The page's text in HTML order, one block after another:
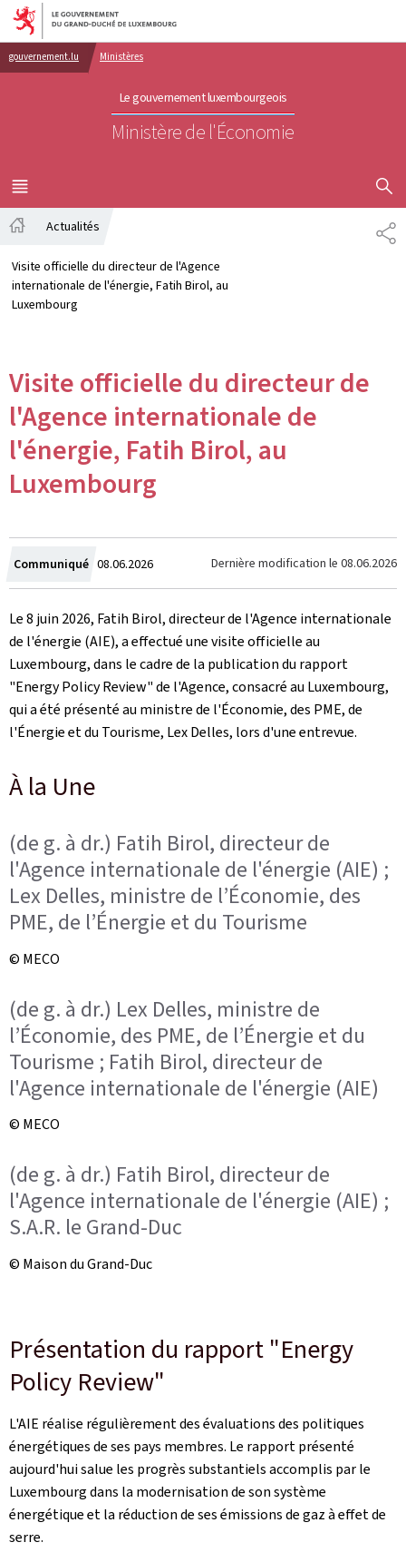
Aller au menu principal
Aller au contenu
gouvernement.lu Ministères
Le gouvernement luxembourgeois
Ministère de l'Économie
MENU
PRINCIPAL
Actualités
Visite officielle du directeur de l'Agence
internationale de l'énergie, Fatih Birol, au
Luxembourg
Visite officielle du directeur de
l'Agence internationale de
l'énergie, Fatih Birol, au
Luxembourg
Communiqué Crée
le
08.06.2026 Dernière modification le 08.06.2026
Le 8 juin 2026, Fatih Birol, directeur de l'Agence internationale
de l'énergie (AIE), a effectué une visite officielle au
Luxembourg, dans le cadre de la publication du rapport
"Energy Policy Review" de l'Agence, consacré au Luxembourg,
qui a été présenté au ministre de l'Économie, des PME, de
l'Énergie et du Tourisme, Lex Delles, lors d'une entrevue.
À la Une
(de g. à dr.) Fatih Birol, directeur de
l'Agence internationale de l'énergie (AIE) ;
Lex Delles, ministre de l’Économie, des
PME, de l’Énergie et du Tourisme
© MECO
(de g. à dr.) Lex Delles, ministre de
l’Économie, des PME, de l’Énergie et du
Tourisme ; Fatih Birol, directeur de
l'Agence internationale de l'énergie (AIE)
© MECO
(de g. à dr.) Fatih Birol, directeur de
l'Agence internationale de l'énergie (AIE) ;
S.A.R. le Grand-Duc
© Maison du Grand-Duc
Présentation du rapport "Energy
Policy Review"
L'AIE réalise régulièrement des évaluations des politiques
énergétiques de ses pays membres. Le rapport présenté
aujourd'hui salue les progrès substantiels accomplis par le
Luxembourg dans la modernisation de son système
énergétique et la réduction de ses émissions de gaz à effet de
serre.